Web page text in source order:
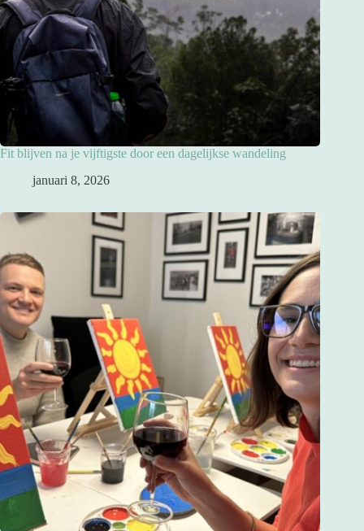
Fit blijven na je vijftigste door een dagelijkse wandeling
januari 8, 2026